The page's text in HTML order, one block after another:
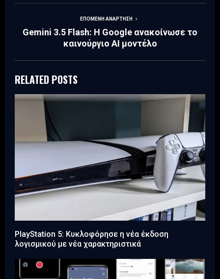
ΕΠΌΜΕΝΗ ΑΝΆΡΤΗΣΗ
Gemini 3.5 Flash: Η Google ανακοίνωσε το
καινούργιο AI μοντέλο
RELATED POSTS
PlayStation 5: Κυκλοφόρησε η νέα έκδοση
λογισμικού με νέα χαρακτηριστικά